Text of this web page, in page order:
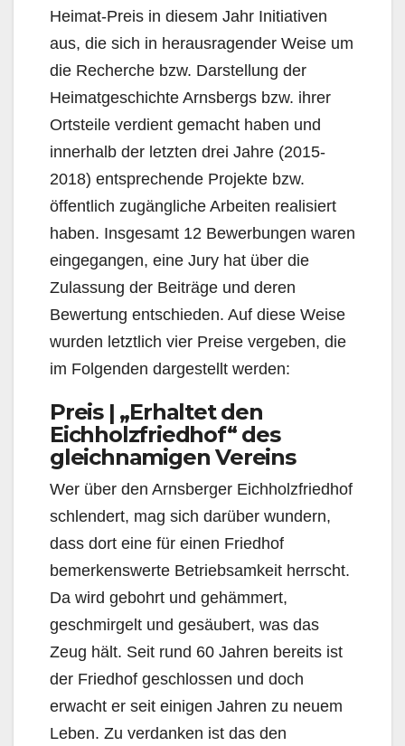
Heimat-Preis in diesem Jahr Initiativen
aus, die sich in herausragender Weise um
die Recherche bzw. Darstellung der
Heimatgeschichte Arnsbergs bzw. ihrer
Ortsteile verdient gemacht haben und
innerhalb der letzten drei Jahre (2015-
2018) entsprechende Projekte bzw.
öffentlich zugängliche Arbeiten realisiert
haben. Insgesamt 12 Bewerbungen waren
eingegangen, eine Jury hat über die
Zulassung der Beiträge und deren
Bewertung entschieden. Auf diese Weise
wurden letztlich vier Preise vergeben, die
im Folgenden dargestellt werden:
Preis | „Erhaltet den
Eichholzfriedhof“ des
gleichnamigen Vereins
Wer über den Arnsberger Eichholzfriedhof
schlendert, mag sich darüber wundern,
dass dort eine für einen Friedhof
bemerkenswerte Betriebsamkeit herrscht.
Da wird gebohrt und gehämmert,
geschmirgelt und gesäubert, was das
Zeug hält. Seit rund 60 Jahren bereits ist
der Friedhof geschlossen und doch
erwacht er seit einigen Jahren zu neuem
Leben. Zu verdanken ist das den